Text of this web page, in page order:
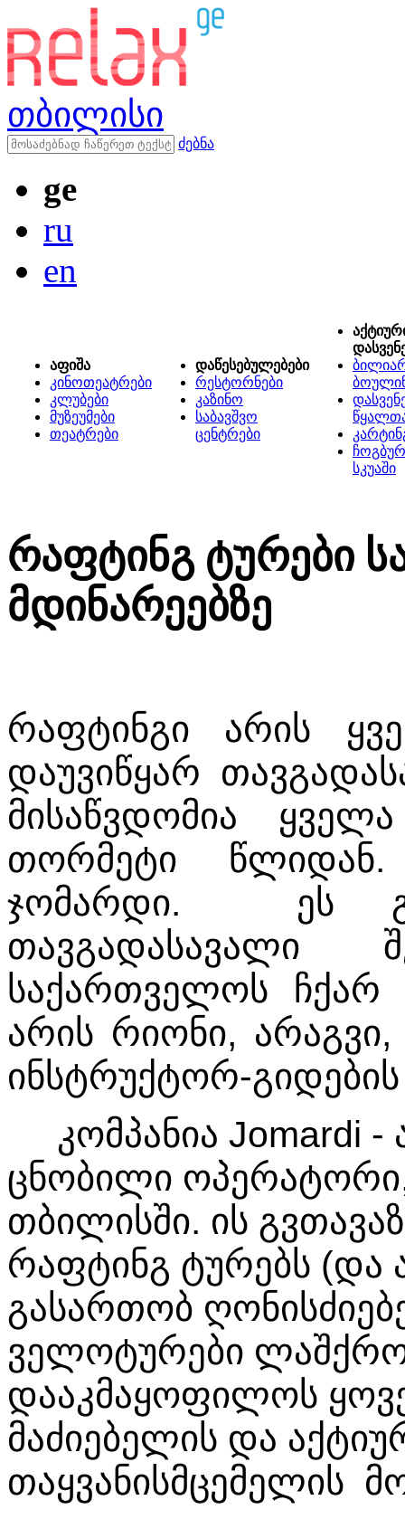
თბილისი
ძებნა
ge
ru
en
აფიშა
კინოთეატრები
კლუბები
მუზეუმები
თეატრები
დაწესებულებები
რესტორნები
კაზინო
საბავშვო
ცენტრები
სკუაში
რაფტინგ ტურები
მდინარეებზე
რაფტინგი არის
დაუვიწყარ
მისაწვდომია
თორმეტი
ჯომარდი. ეს
თავგადასავალი
საქართველოს ჩქარ
არის რიონი,
ინსტრუქტორ-
კომპანია Jomardi -
ცნობილი
თბილისში. ის
რაფტინგ ტურებს (და
გასართობ
ველოტურები
დააკმაყოფილოს
მაძიებელის და
თაყვანისმცემელის